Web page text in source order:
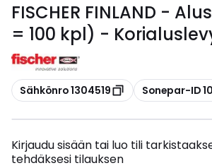
FISCHER FINLAND -
= 100 kpl) -
Kopioi
Sähkönro 1304519 Kopioi
Sonepar-ID
Kirjaudu sisään tai luo tili
tehdäksesi tilauksen